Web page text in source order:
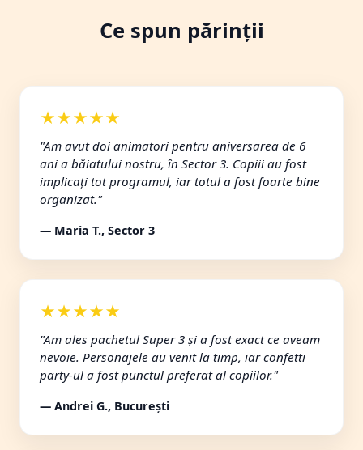
Ce spun părinții
★★★★★
"Am avut doi animatori pentru aniversarea de 6
ani a băiatului nostru, în Sector 3. Copiii au fost
implicați tot programul, iar totul a fost foarte bine
organizat."
— Maria T., Sector 3
★★★★★
"Am ales pachetul Super 3 și a fost exact ce aveam
nevoie. Personajele au venit la timp, iar confetti
party-ul a fost punctul preferat al copiilor."
— Andrei G., București